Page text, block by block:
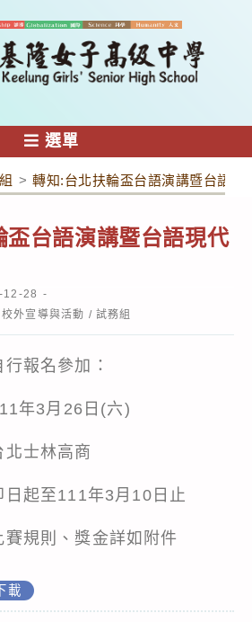
選單
> 轉知:台北扶輪盃台語演講暨台語現
盃台語演講暨台語現代
12-28
校外宣導與活動 / 試務組
報名參加：
年3月26日(六)
北士林高商
日起至111年3月10日止
賽規則、獎金詳如附件
下載